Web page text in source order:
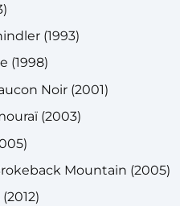
(1993)
(1998)
Noir (2001)
(2003)
Mountain (2005)